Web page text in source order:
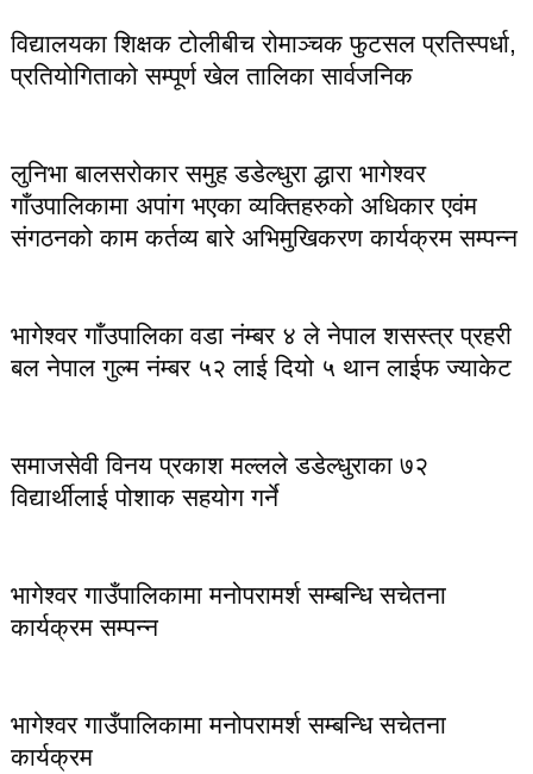
विद्यालयका शिक्षक टोलीबीच रोमाञ्चक फुटसल प्रतिस्पर्धा,
प्रतियोगिताको सम्पूर्ण खेल तालिका सार्वजनिक
लुनिभा बालसरोकार समुह डडेल्धुरा द्धारा भागेश्वर
गाँउपालिकामा अपांग भएका व्यक्तिहरुको अधिकार एवंम
संगठनको काम कर्तव्य बारे अभिमुखिकरण कार्यक्रम सम्पन्न
भागेश्वर गाँउपालिका वडा नंम्बर ४ ले नेपाल शसस्त्र प्रहरी
बल नेपाल गुल्म नंम्बर ५२ लाई दियो ५ थान लाईफ ज्याकेट
समाजसेवी विनय प्रकाश मल्लले डडेल्धुराका ७२
विद्यार्थीलाई पोशाक सहयोग गर्ने
भागेश्वर गाउँपालिकामा मनोपरामर्श सम्बन्धि सचेतना
कार्यक्रम सम्पन्न
भागेश्वर गाउँपालिकामा मनोपरामर्श सम्बन्धि सचेतना
कार्यक्रम